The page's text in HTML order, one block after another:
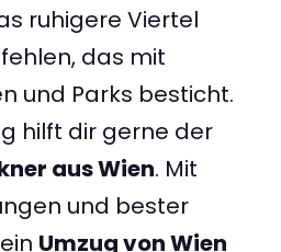
ruhigere Viertel
das mit
und Parks besticht.
hilft dir gerne der
aus Wien. Mit
und bester
Umzug von Wien